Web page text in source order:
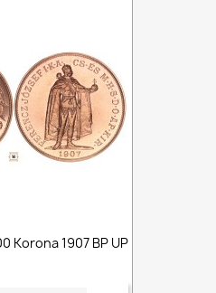
Korona 1907 BP UP